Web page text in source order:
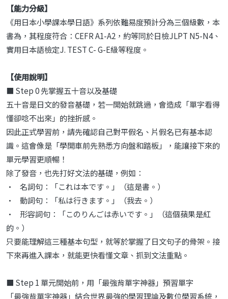
【能力分級】
《用日本小學課本學日語》系列依難易度預計分為三個級數，本
書為，其程度符合：CEFR A1-A2，約等同於日檢JLPT N5-N4、
實用日本語檢定J. TEST C- G-E級等程度。
【使用說明】
■ Step 0 先掌握五十音以及基礎
五十音是日文的發音基礎，若一開始就跳過，會造成「單字看得
懂卻唸不出來」的挫折感。
因此正式學習前，請先確認自己對平假名、片假名已有基本認
識。這會像是「學開車前先熟悉方向盤和踏板」，能讓接下來的
單元學習更順暢！
除了發音，也先打好文法的基礎，例如：
• 名詞句：「これは本です。」（這是書。）
• 動詞句：「私は行きます。」（我去。）
• 形容詞句：「このりんごは赤いです。」（這個蘋果是紅
的。）
只要能理解這三種基本句型，就等於掌握了日文句子的骨架。接
下來再進入課本，就能更快看懂文章、抓到文法重點。
■ Step 1 單元開始前，用「最強背單字神器」預習單字
「最強背單字神器」結合世界最強的學習理論及數位學習系統，